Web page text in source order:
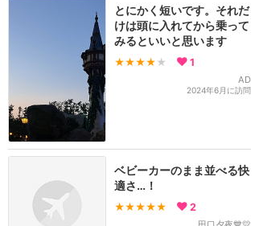
とにかく短いです。それだ
けは頭に入れてから乗って
みるといいと思います
★★★★ ★ 1
AD
2024年6月に訪問
ベビーカーのまま並べる快
適さ…！
★★★★★ 2